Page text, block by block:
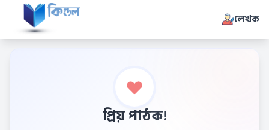
লেখক
প্রিয় পাঠক!